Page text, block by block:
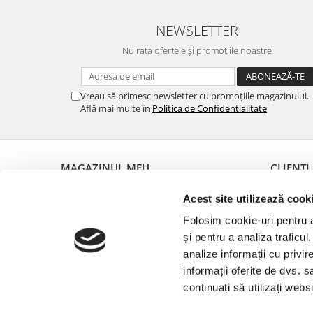
Acest site utilizează
Folosim cookie-uri pentru
și pentru a analiza
analize informații cu
informații oferite de dvs.
continuați să utilizați
54 mm(2)
53 mm(1)
50 mm(1)
39(1)
61 (1)
NEWSLETTER
Nu rata ofertele și promoțiile noastre
Vreau să primesc newsletter cu promoțiile magazinului.
Află mai multe în Politica de Confidentialitate
MAGAZINUL MEU
Politica de Confidentialitate
Politica de livrare
CLIENȚI
Metode
Garanția
Formular
ANPC